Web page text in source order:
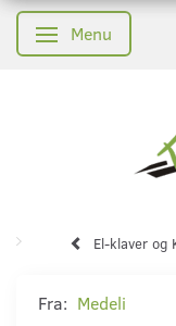
Skifte navigation
Menu
El-klaver og
Fra: Medeli